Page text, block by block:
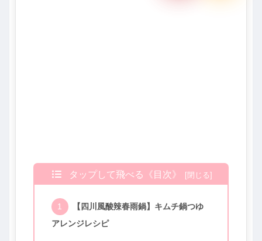
タップして飛べる《目次》
【四川風酸辣春雨鍋】キムチ鍋つゆ
アレンジレシピ